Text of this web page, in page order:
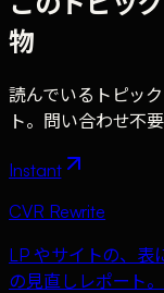
物
読んでいるトピッ
ト。問い合わせ不
Instant
CVR Rewrite
LP やサイトの、表
の見直しレポート